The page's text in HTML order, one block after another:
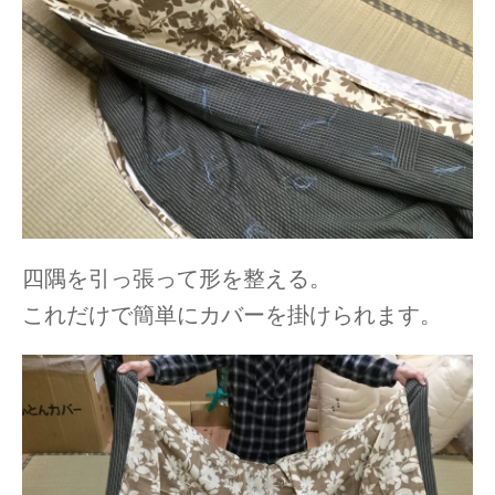
四隅を引っ張って形を整える。
これだけで簡単にカバーを掛けられます。